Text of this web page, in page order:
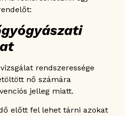
rendszeressége
nő számára
jelleg miatt.
előtt fel lehet tárni azokat